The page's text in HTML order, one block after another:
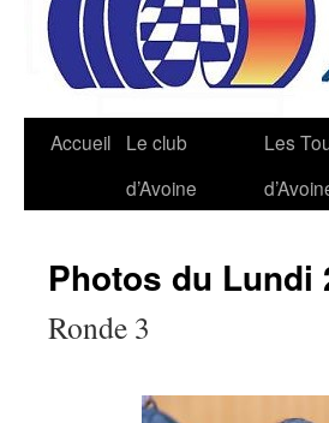
Accueil
Le club
d’Avoine
Les
Photos du Lundi
Ronde 3